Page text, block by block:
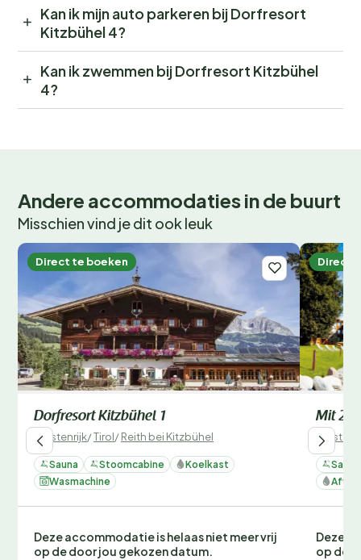
Kan ik mijn auto parkeren bij Dorfresort
Kitzbühel 4?
Kan ik zwemmen bij Dorfresort Kitzbühel
4?
Andere accommodaties in de buurt
Misschien vind je dit ook leuk
Direct te boeken
Dorfresort Kitzbühel 1
Oostenrijk/Tirol/Reith bei Kitzbühel
Sauna Stoomcabine
Koelkast
Wasmachine
Deze accommodatie is helaas niet meer vrij
op de door jou gekozen datum.
Direct
Mit 2
Sauna
Deze
op de